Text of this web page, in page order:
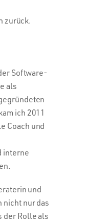
zurück.
Software-
als
ich 2011
Coach und
interne
und
nicht nur das
der Rolle als